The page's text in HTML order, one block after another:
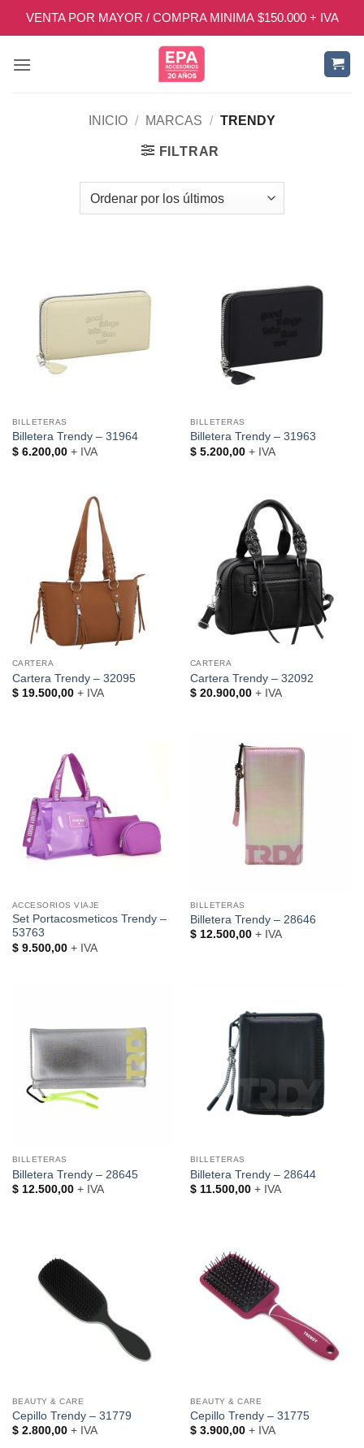
VENTA POR MAYOR / COMPRA MINIMA $150.000 + IVA
INICIO / MARCAS / TRENDY
FILTRAR
BILLETERAS
Billetera Trendy – 31964
$6.200,00+ IVA
BILLETERAS
Billetera Trendy – 31963
$5.200,00+ IVA
CARTERA
Cartera Trendy – 32095
$19.500,00+ IVA
CARTERA
Cartera Trendy – 32092
$20.900,00+ IVA
ACCESORIOS VIAJE
Set Portacosmeticos Trendy –
53763
$9.500,00+ IVA
BILLETERAS
Billetera Trendy – 28646
$12.500,00+ IVA
BILLETERAS
Billetera Trendy – 28645
$12.500,00+ IVA
BILLETERAS
Billetera Trendy – 28644
$11.500,00+ IVA
BEAUTY & CARE
Cepillo Trendy – 31779
$2.800,00+ IVA
BEAUTY & CARE
Cepillo Trendy – 31775
$3.900,00+ IVA